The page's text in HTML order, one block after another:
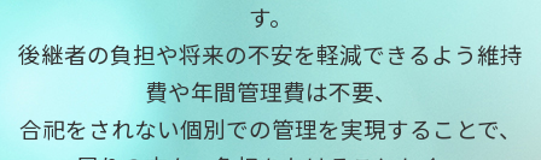
す。
後継者の負担や将来の不安を軽減できるよう維持
費や年間管理費は不要、
合祀をされない個別での管理を実現することで、